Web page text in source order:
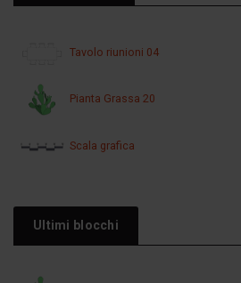
Tavolo riunioni 04
Pianta Grassa 20
Scala grafica
Ultimi blocchi